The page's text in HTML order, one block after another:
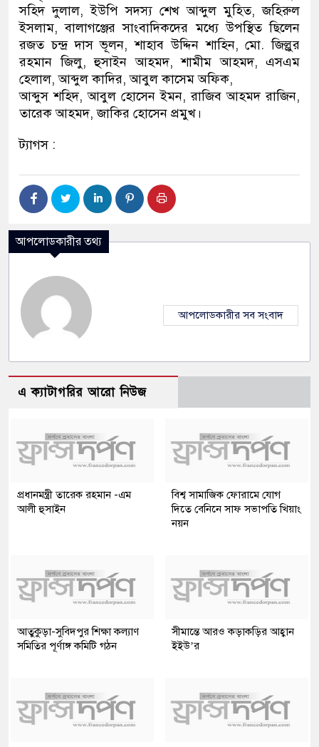
সহিদ দুলাল, ইউপি সদস্য শেখ আব্দুল মুহিত, জহিরুল
ইসলাম, বালাগঞ্জের সাংবাদিকদের মধ্যে উপস্থিত ছিলেন
রজত চন্দ্র দাস ভূলন, শাহাব উদ্দিন শাহিন, মো. জিল্লুর
রহমান জিলু, হুসাইন আহমদ, শামীম আহমদ, এসএম
হেলাল, আব্দুল কাদির, আবুল কাসেম অফিক,
আব্দুস শহিদ, আবুল হোসেন ইমন, রাজিব আহমদ রাজিন,
তারেক আহমদ, জাকির হোসেন প্রমুখ।
ট্যাগস :
আপলোডকারীর তথ্য
আপলোডকারীর সব সংবাদ
এ ক্যাটাগরির আরো নিউজ
প্রধানমন্ত্রী তারেক রহমান -এম
আলী হুসাইন
বিশ্ব সামাজিক ফোরামে যোগ
দিতে বেনিনে সাফ সভাপতি খিয়াং
নয়ন
আতুকুড়া-সুবিদপুর শিক্ষা কল্যাণ
সমিতির পূর্ণাঙ্গ কমিটি গঠন
সীমান্তে আরও কড়াকড়ির আহ্বান
ইইউ’র